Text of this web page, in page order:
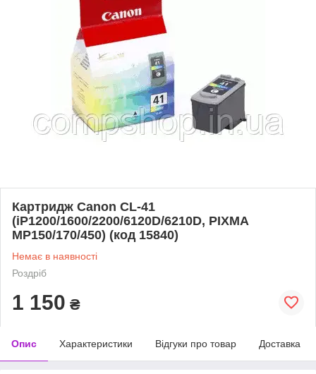
Картридж Canon CL-41
(iP1200/1600/2200/6120D/6210D, PIXMA
MP150/170/450) (код 15840)
Немає в наявності
Роздріб
1 150 ₴
Опис Характеристики Відгуки про товар Доставка